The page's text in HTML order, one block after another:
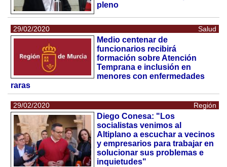
pleno
29/02/2020 Salud
Medio centenar de
funcionarios recibirá
formación sobre Atención
Temprana e inclusión en
menores con enfermedades
raras
29/02/2020 Región
Diego Conesa: "Los
socialistas venimos al
Altiplano a escuchar a vecinos
y empresarios para trabajar en
solucionar sus problemas e
inquietudes"